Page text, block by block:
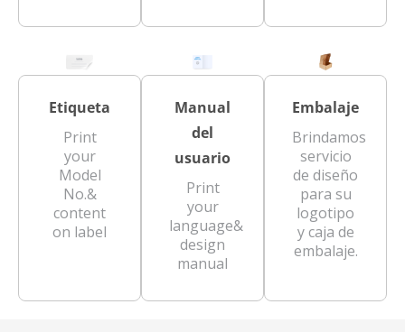
Etiqueta
Print
your
Model
No.&
content
on label
Manual
del
usuario
Print
your
language&
design
manual
Embalaje
Brindamos
servicio
de diseño
para su
logotipo
y caja de
embalaje.